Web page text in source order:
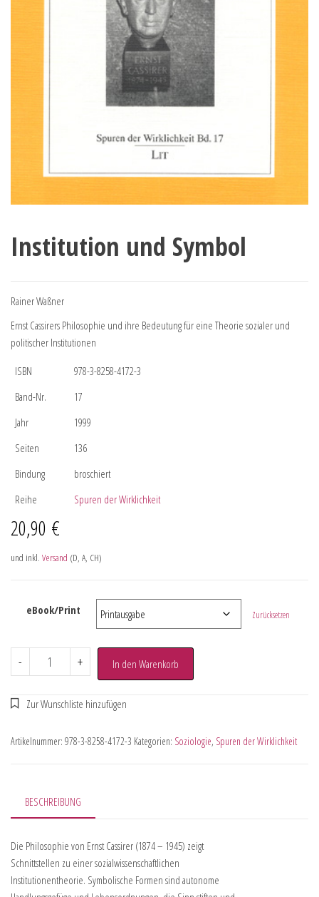
Institution und Symbol
Rainer Waßner
Ernst Cassirers Philosophie und ihre Bedeutung für eine Theorie sozialer und
politischer Institutionen
ISBN
978-3-8258-4172-3
Band-Nr.
17
Jahr
1999
Seiten
136
Bindung
broschiert
Reihe
Spuren der Wirklichkeit
20,90 €
und inkl. Versand (D, A, CH)
eBook/Print Zurücksetzen
- + In den Warenkorb
Artikelnummer: 978-3-8258-4172-3 Kategorien: Soziologie, Spuren der Wirklichkeit
BESCHREIBUNG
Die Philosophie von Ernst Cassirer (1874 – 1945) zeigt
Schnittstellen zu einer sozialwissenschaftlichen
Institutionentheorie. Symbolische Formen sind autonome